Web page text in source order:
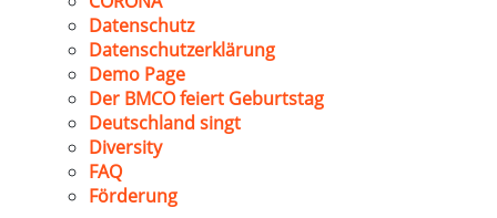
Datenschutz
Datenschutzerklärung
Demo Page
Der BMCO feiert Geburtstag
Deutschland singt
Diversity
FAQ
Förderung